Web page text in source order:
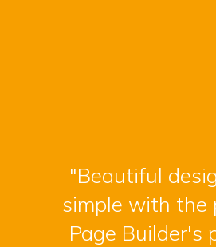
"Beautiful
simple with the
Page Builder's